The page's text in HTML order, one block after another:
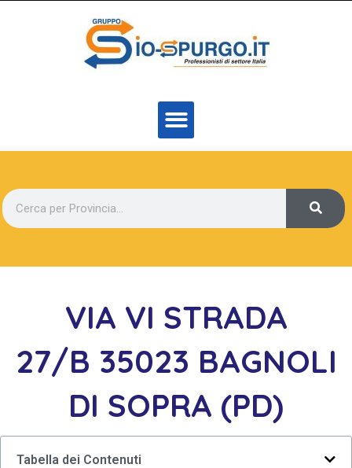
VIA VI STRADA
27/B 35023 BAGNOLI
DI SOPRA (PD)
Tabella dei Contenuti